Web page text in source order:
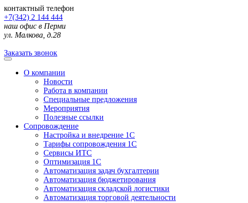
контактный телефон
+7(342) 2 144 444
наш офис в Перми
ул. Малкова, д.28
Заказать звонок
О компании
Новости
Работа в компании
Специальные предложения
Мероприятия
Полезные ссылки
Сопровождение
Настройка и внедрение 1С
Тарифы сопровождения 1С
Сервисы ИТС
Оптимизация 1С
Автоматизация задач бухгалтерии
Автоматизация бюджетирования
Автоматизация складской логистики
Автоматизация торговой деятельности